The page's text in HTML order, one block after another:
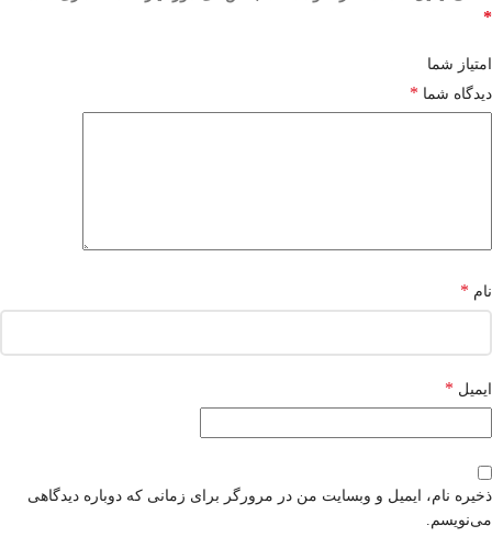
*
امتیاز شما
دیدگاه شما *
نام *
ایمیل *
ذخیره نام، ایمیل و وبسایت من در مرورگر برای زمانی که دوباره دیدگاهی
می‌نویسم.